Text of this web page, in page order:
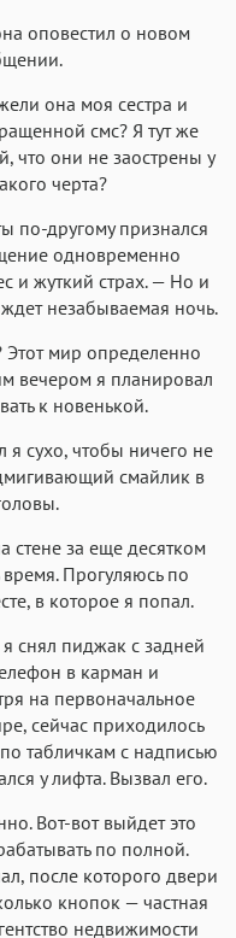
оповестил о новом
она моя сестра и
смс? Я тут же
что они не заострены у
черта?
по-другому признался
одновременно
и жуткий страх. — Но и
незабываемая ночь.
Этот мир определенно
вечером я планировал
к новенькой.
я сухо, чтобы ничего не
смайлик в
стене за еще десятком
Прогуляюсь по
в которое я попал.
снял пиджак с задней
в карман и
на первоначальное
сейчас приходилось
табличкам с надписью
у лифта. Вызвал его.
Вот-вот выйдет это
по полной.
после которого двери
кнопок — частная
недвижимости